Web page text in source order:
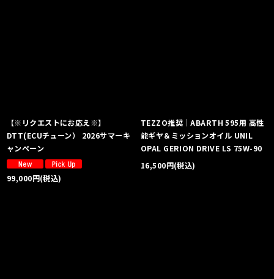
【※リクエストにお応え※】
DTT(ECUチューン） 2026サマーキ
ャンペーン
99,000円(税込)
TEZZO推奨｜ABARTH 595用 高性
能ギヤ＆ミッションオイル UNIL
OPAL GERION DRIVE LS 75W-90
16,500円(税込)